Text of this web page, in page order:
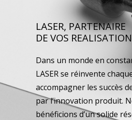
LASER, PARTENAIRE
DE VOS
Dans un monde en
LASER se réinvente
accompagner les succès
par l’innovation produit.
bénéficions d’un solide